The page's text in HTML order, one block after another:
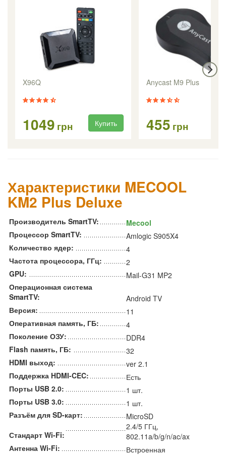
X96Q
1049 грн Купить
Anycast M9 Plus
455 грн
Характеристики MECOOL
KM2 Plus Deluxe
Производитель SmartTV:
Mecool
Процессор SmartTV:
Amlogic S905X4
Количество ядер:
4
Частота процессора, ГГц:
2
GPU:
Mail-G31 MP2
Операционная система
SmartTV:
Android TV
Версия:
11
Оперативная память, ГБ:
4
Поколение ОЗУ:
DDR4
Flash память, ГБ:
32
HDMI выход:
ver 2.1
Поддержка HDMI-CEC:
Есть
Порты USB 2.0:
1 шт.
Порты USB 3.0:
1 шт.
Разъём для SD-карт:
MicroSD
Стандарт Wi-Fi:
2.4/5 ГГц,
802.11a/b/g/n/ac/ax
Антенна Wi-Fi:
Встроенная